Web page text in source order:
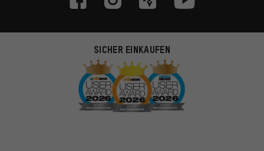
SICHER EINKAUFEN